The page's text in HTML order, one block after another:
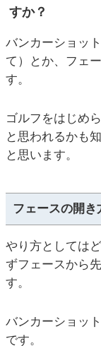
すか？
バンカーショッ
て）とか、フェ
す。
ゴルフをはじめ
と思われるかも
と思います。
フェースの開き
やり方としては
ずフェースから
す。
バンカーショッ
です。